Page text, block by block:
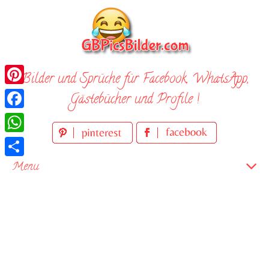
Bilder und Sprüche für Facebook, WhatsApp,
Gästebücher und Profile !
Menu
Pinterest
Facebook
WhatsApp
Teilen